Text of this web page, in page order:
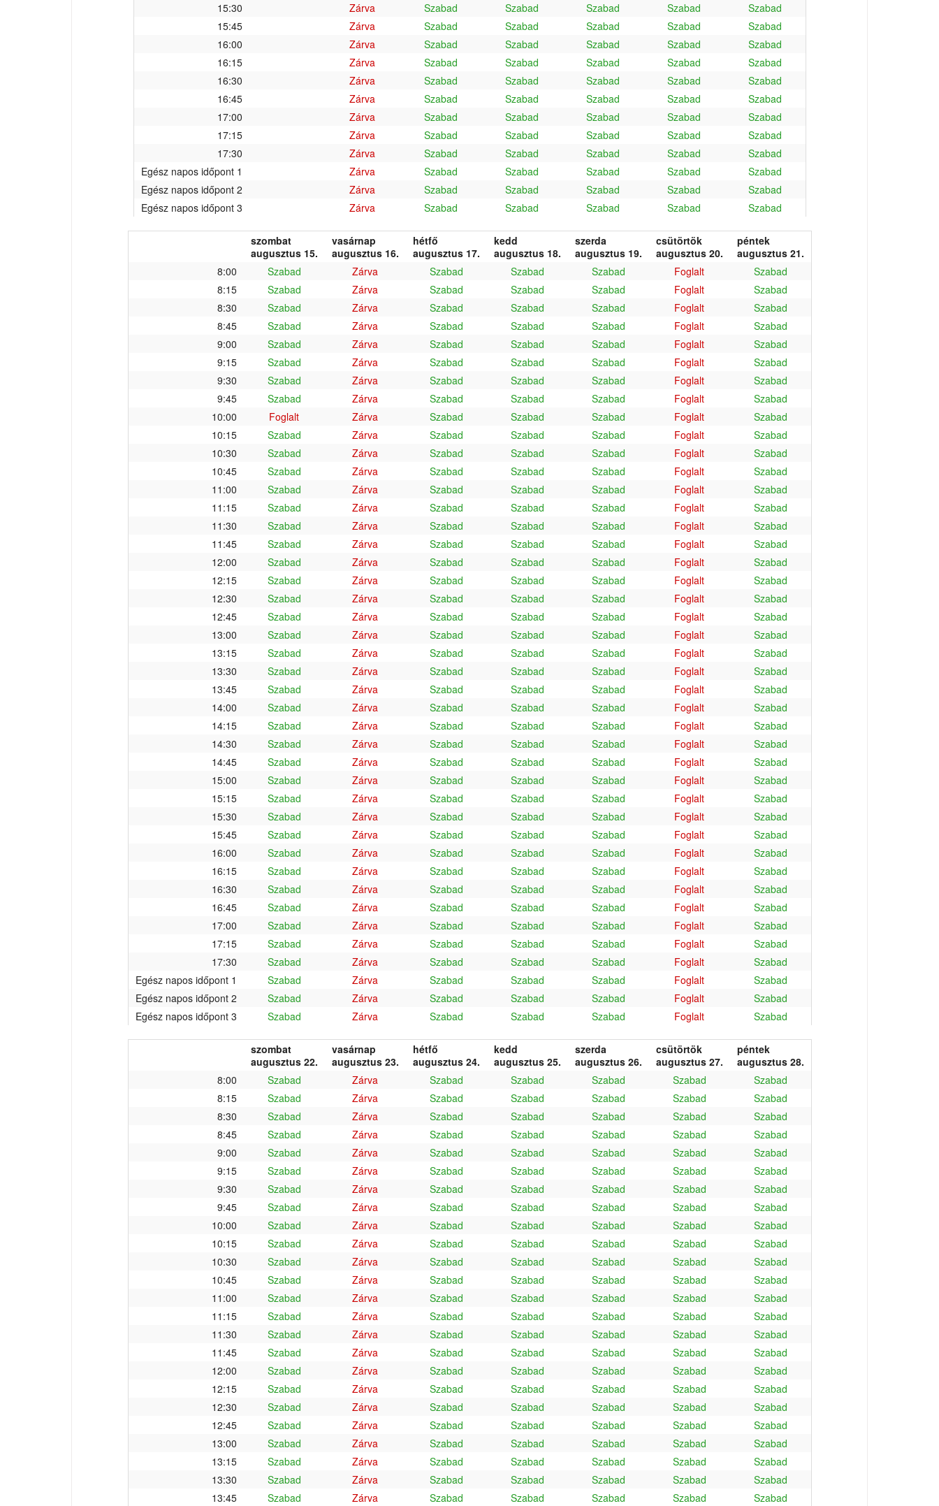
15:30
Zárva Szabad Szabad Szabad Szabad
Szabad
15:45
Zárva Szabad Szabad Szabad Szabad
Szabad
16:00
Zárva Szabad Szabad Szabad Szabad
Szabad
16:15
Zárva Szabad Szabad Szabad Szabad
Szabad
16:30
Zárva Szabad Szabad Szabad Szabad
Szabad
16:45
Zárva Szabad Szabad Szabad Szabad
Szabad
17:00
Zárva Szabad Szabad Szabad Szabad
Szabad
17:15
Zárva Szabad Szabad Szabad Szabad
Szabad
17:30
Zárva Szabad Szabad Szabad Szabad
Szabad
Egész napos időpont 1
Zárva Szabad Szabad Szabad Szabad
Szabad
Egész napos időpont 2
Zárva Szabad Szabad Szabad Szabad
Szabad
Egész napos időpont 3
Zárva Szabad Szabad Szabad Szabad Szabad
szombat
augusztus 15.
vasárnap
augusztus 16.
hétfő
augusztus 17.
kedd
augusztus 18.
szerda
augusztus 19.
csütörtök
augusztus 20.
péntek
augusztus 21.
8:00
Szabad Zárva Szabad Szabad Szabad Foglalt
Szabad
8:15
Szabad Zárva Szabad Szabad Szabad Foglalt
Szabad
8:30
Szabad Zárva Szabad Szabad Szabad Foglalt
Szabad
8:45
Szabad Zárva Szabad Szabad Szabad Foglalt
Szabad
9:00
Szabad Zárva Szabad Szabad Szabad Foglalt
Szabad
9:15
Szabad Zárva Szabad Szabad Szabad Foglalt
Szabad
9:30
Szabad Zárva Szabad Szabad Szabad Foglalt
Szabad
9:45
Szabad Zárva Szabad Szabad Szabad Foglalt
Szabad
10:00
Foglalt Zárva Szabad Szabad Szabad Foglalt
Szabad
10:15
Szabad Zárva Szabad Szabad Szabad Foglalt
Szabad
10:30
Szabad Zárva Szabad Szabad Szabad Foglalt
Szabad
10:45
Szabad Zárva Szabad Szabad Szabad Foglalt
Szabad
11:00
Szabad Zárva Szabad Szabad Szabad Foglalt
Szabad
11:15
Szabad Zárva Szabad Szabad Szabad Foglalt
Szabad
11:30
Szabad Zárva Szabad Szabad Szabad Foglalt
Szabad
11:45
Szabad Zárva Szabad Szabad Szabad Foglalt
Szabad
12:00
Szabad Zárva Szabad Szabad Szabad Foglalt
Szabad
12:15
Szabad Zárva Szabad Szabad Szabad Foglalt
Szabad
12:30
Szabad Zárva Szabad Szabad Szabad Foglalt
Szabad
12:45
Szabad Zárva Szabad Szabad Szabad Foglalt
Szabad
13:00
Szabad Zárva Szabad Szabad Szabad Foglalt
Szabad
13:15
Szabad Zárva Szabad Szabad Szabad Foglalt
Szabad
13:30
Szabad Zárva Szabad Szabad Szabad Foglalt
Szabad
13:45
Szabad Zárva Szabad Szabad Szabad Foglalt
Szabad
14:00
Szabad Zárva Szabad Szabad Szabad Foglalt
Szabad
14:15
Szabad Zárva Szabad Szabad Szabad Foglalt
Szabad
14:30
Szabad Zárva Szabad Szabad Szabad Foglalt
Szabad
14:45
Szabad Zárva Szabad Szabad Szabad Foglalt
Szabad
15:00
Szabad Zárva Szabad Szabad Szabad Foglalt
Szabad
15:15
Szabad Zárva Szabad Szabad Szabad Foglalt
Szabad
15:30
Szabad Zárva Szabad Szabad Szabad Foglalt
Szabad
15:45
Szabad Zárva Szabad Szabad Szabad Foglalt
Szabad
16:00
Szabad Zárva Szabad Szabad Szabad Foglalt
Szabad
16:15
Szabad Zárva Szabad Szabad Szabad Foglalt
Szabad
16:30
Szabad Zárva Szabad Szabad Szabad Foglalt
Szabad
16:45
Szabad Zárva Szabad Szabad Szabad Foglalt
Szabad
17:00
Szabad Zárva Szabad Szabad Szabad Foglalt
Szabad
17:15
Szabad Zárva Szabad Szabad Szabad Foglalt
Szabad
17:30
Szabad Zárva Szabad Szabad Szabad Foglalt
Szabad
Egész napos időpont 1
Szabad Zárva Szabad Szabad Szabad Foglalt
Szabad
Egész napos időpont 2
Szabad Zárva Szabad Szabad Szabad Foglalt
Szabad
Egész napos időpont 3
Szabad Zárva Szabad Szabad Szabad Foglalt Szabad
szombat
augusztus 22.
vasárnap
augusztus 23.
hétfő
augusztus 24.
kedd
augusztus 25.
szerda
augusztus 26.
csütörtök
augusztus 27.
péntek
augusztus 28.
8:00
Szabad Zárva Szabad Szabad Szabad Szabad
Szabad
8:15
Szabad Zárva Szabad Szabad Szabad Szabad
Szabad
8:30
Szabad Zárva Szabad Szabad Szabad Szabad
Szabad
8:45
Szabad Zárva Szabad Szabad Szabad Szabad
Szabad
9:00
Szabad Zárva Szabad Szabad Szabad Szabad
Szabad
9:15
Szabad Zárva Szabad Szabad Szabad Szabad
Szabad
9:30
Szabad Zárva Szabad Szabad Szabad Szabad
Szabad
9:45
Szabad Zárva Szabad Szabad Szabad Szabad
Szabad
10:00
Szabad Zárva Szabad Szabad Szabad Szabad
Szabad
10:15
Szabad Zárva Szabad Szabad Szabad Szabad
Szabad
10:30
Szabad Zárva Szabad Szabad Szabad Szabad
Szabad
10:45
Szabad Zárva Szabad Szabad Szabad Szabad
Szabad
11:00
Szabad Zárva Szabad Szabad Szabad Szabad
Szabad
11:15
Szabad Zárva Szabad Szabad Szabad Szabad
Szabad
11:30
Szabad Zárva Szabad Szabad Szabad Szabad
Szabad
11:45
Szabad Zárva Szabad Szabad Szabad Szabad
Szabad
12:00
Szabad Zárva Szabad Szabad Szabad Szabad
Szabad
12:15
Szabad Zárva Szabad Szabad Szabad Szabad
Szabad
12:30
Szabad Zárva Szabad Szabad Szabad Szabad
Szabad
12:45
Szabad Zárva Szabad Szabad Szabad Szabad
Szabad
13:00
Szabad Zárva Szabad Szabad Szabad Szabad
Szabad
13:15
Szabad Zárva Szabad Szabad Szabad Szabad
Szabad
13:30
Szabad Zárva Szabad Szabad Szabad Szabad
Szabad
13:45
Szabad Zárva Szabad Szabad Szabad Szabad Szabad